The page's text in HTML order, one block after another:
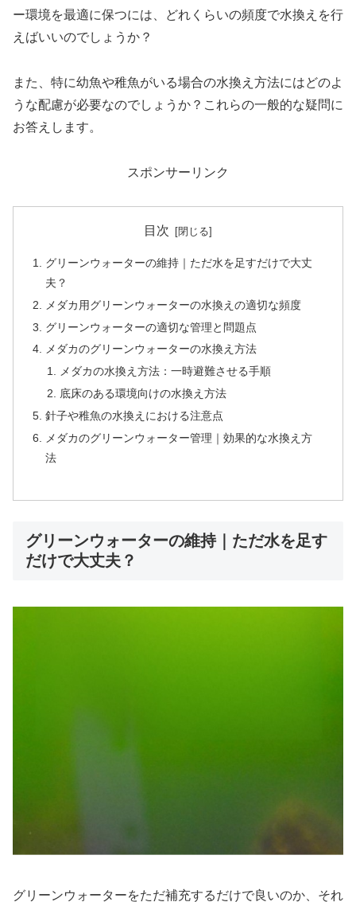
ー環境を最適に保つには、どれくらいの頻度で水換えを行
えばいいのでしょうか？
また、特に幼魚や稚魚がいる場合の水換え方法にはどのよ
うな配慮が必要なのでしょうか？これらの一般的な疑問に
お答えします。
スポンサーリンク
目次
グリーンウォーターの維持｜ただ水を足すだけで大丈
夫？
メダカ用グリーンウォーターの水換えの適切な頻度
グリーンウォーターの適切な管理と問題点
メダカのグリーンウォーターの水換え方法
メダカの水換え方法：一時避難させる手順
底床のある環境向けの水換え方法
針子や稚魚の水換えにおける注意点
メダカのグリーンウォーター管理｜効果的な水換え方
法
グリーンウォーターの維持｜ただ水を足す
だけで大丈夫？
グリーンウォーターをただ補充するだけで良いのか、それ